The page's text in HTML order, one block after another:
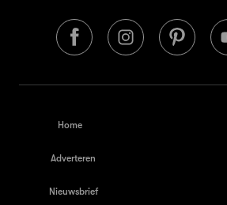
Home
Adverteren
Nieuwsbrief